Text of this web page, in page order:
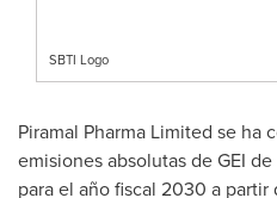
SBTI Logo
Piramal Pharma Limited se ha
emisiones absolutas deGEI de
para el año fiscal 2030 a